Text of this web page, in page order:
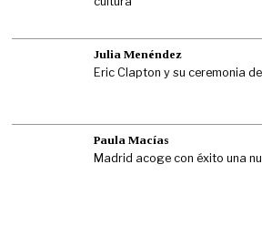
Julia Menéndez
Eric Clapton y su ceremonia
Paula Macías
Madrid acoge con éxito una